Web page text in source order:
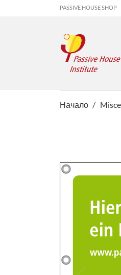
PASSIVE HOUSE SHOP
Начало